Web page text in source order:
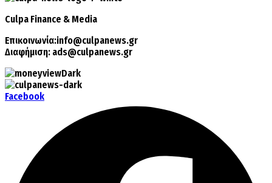
Culpa Finance & Media
Επικοινωνία:info@culpanews.gr
Διαφήμιση: ads@culpanews.gr
Facebook